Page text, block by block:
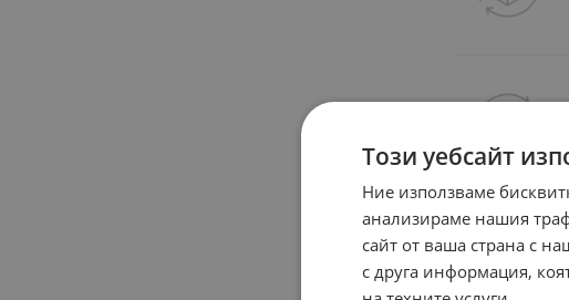
Този уебсайт
Ние използваме
анализираме нашия
сайт от ваша страна с
с друга информация,